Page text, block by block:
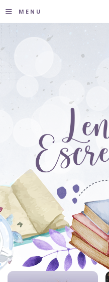
≡ MENU